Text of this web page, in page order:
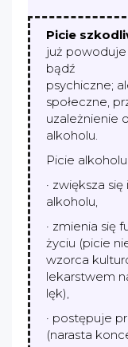
Picie
już
bądź
psychiczne;
społeczne,
uzależnienie
alkoholu.
Picie
· zwiększa
alkoholu,
· zmienia się
życiu (picie
wzorca
lekarstwem
lęk),
· postępuje
(narasta